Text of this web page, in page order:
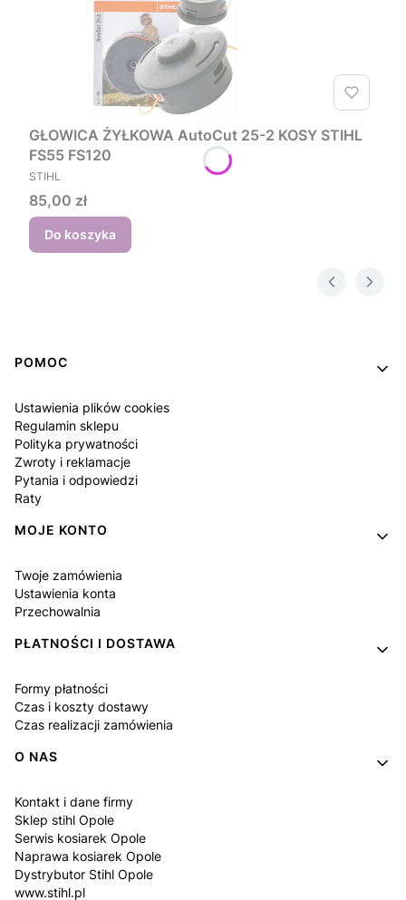
GŁOWICA ŻYŁKOWA AutoCut 25-2 KOSY STIHL
FS55 FS120
PRODUCENT
STIHL
Cena
85,00 zł
Do koszyka
Linki w stopce
POMOC
Ustawienia plików cookies
Regulamin sklepu
Polityka prywatności
Zwroty i reklamacje
Pytania i odpowiedzi
Raty
MOJE KONTO
Twoje zamówienia
Ustawienia konta
Przechowalnia
PŁATNOŚCI I DOSTAWA
Formy płatności
Czas i koszty dostawy
Czas realizacji zamówienia
O NAS
Kontakt i dane firmy
Sklep stihl Opole
Serwis kosiarek Opole
Naprawa kosiarek Opole
Dystrybutor Stihl Opole
www.stihl.pl